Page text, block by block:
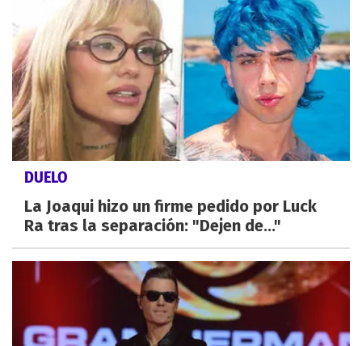
DUELO
La Joaqui hizo un firme pedido por Luck
Ra tras la separación: "Dejen de..."